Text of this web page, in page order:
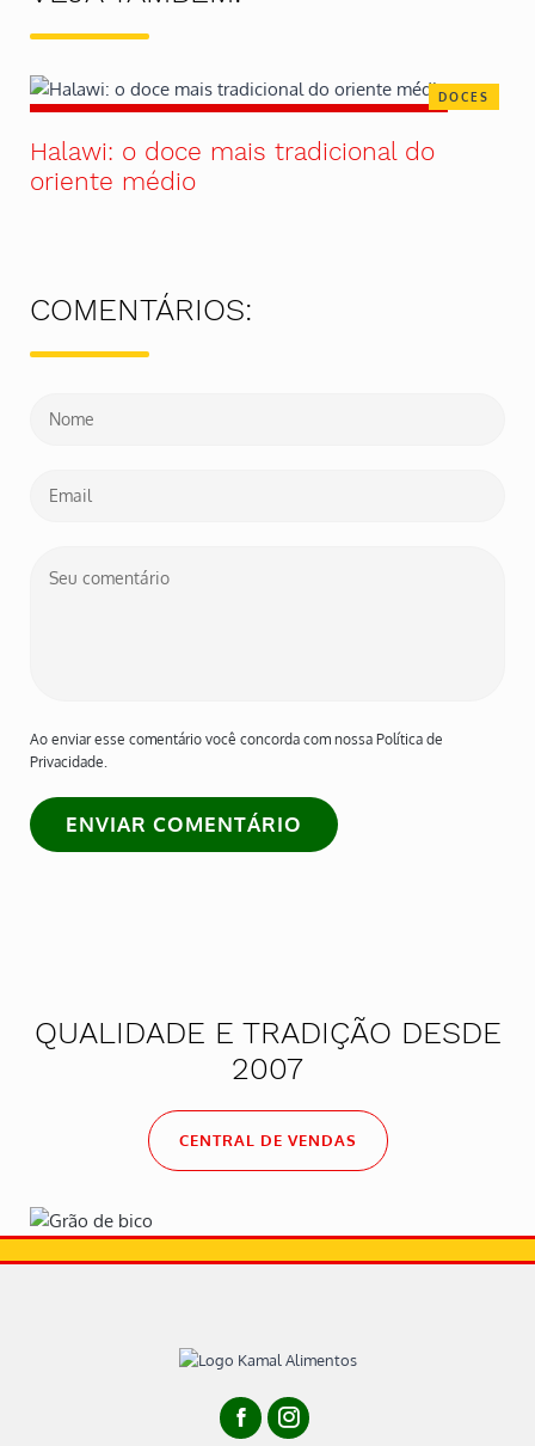
DOCES
Halawi: o doce mais tradicional do
oriente médio
COMENTÁRIOS:
Ao enviar esse comentário você concorda com nossa Política de
Privacidade.
QUALIDADE E TRADIÇÃO DESDE
2007
CENTRAL DE VENDAS